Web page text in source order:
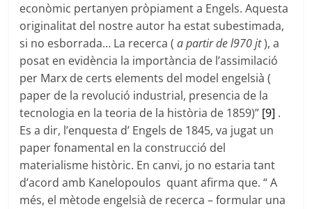
econòmic pertanyen pròpiament a Engels. Aquesta
originalitat del nostre autor ha estat subestimada,
si no esborrada… La recerca (a partir de l970 jt), a
posat en evidència la importància de l’assimilació
per Marx de certs elements del model engelsià (
paper de la revolució industrial, presencia de la
tecnologia en la teoria de la història de 1859)” [9] .
Es a dir, l’enquesta d’ Engels de 1845, va jugat un
paper fonamental en la construcció del
materialisme històric. En canvi, jo no estaria tant
d’acord amb Kanelopoulos quant afirma que. “ A
més, el mètode engelsià de recerca – formular una